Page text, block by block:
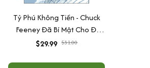
Tỷ Phú Không Tiền - Chuck
Feeney Đã Bí Mật Cho Đi
Của Cải Như Thế Nào
$29.99 $31.00